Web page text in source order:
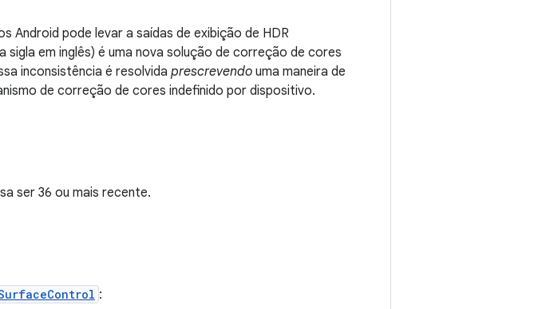
Android pode levar a saídas de exibição de HDR
sigla em inglês) é uma nova solução de correção de cores
inconsistência é resolvida prescrevendo uma maneira de
de correção de cores indefinido por dispositivo.
ser 36 ou mais recente.
: